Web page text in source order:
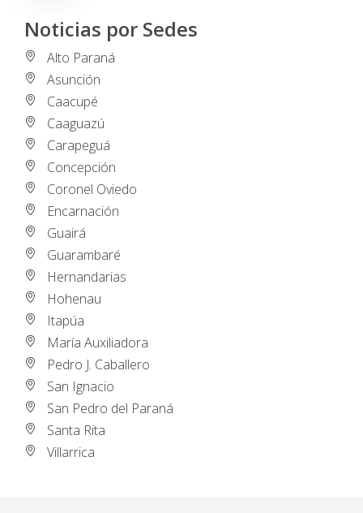
Noticias por Sedes
Alto Paraná
Asunción
Caacupé
Caaguazú
Carapeguá
Concepción
Coronel Oviedo
Encarnación
Guairá
Guarambaré
Hernandarias
Hohenau
Itapúa
María Auxiliadora
Pedro J. Caballero
San Ignacio
San Pedro del Paraná
Santa Rita
Villarrica